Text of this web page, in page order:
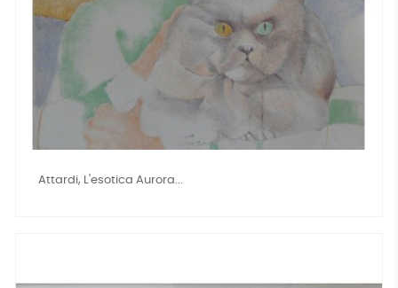
Attardi, L'esotica Aurora...